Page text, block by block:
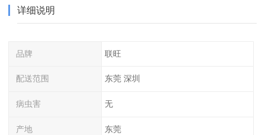
详细说明
品牌 联旺
配送范围 东莞 深圳
病虫害 无
产地 东莞